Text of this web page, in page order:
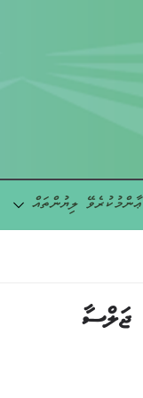
ޢާންމުކުރެވޭ ލިޔުންތައް